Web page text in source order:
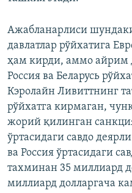
Ажабланарлиси
давлатлар рўйхатига
ҳам кирди, аммо айрим
Россия ва Беларусь
Кэролайн Ливиттнинг
рўйхатга кирмаган,
жорий қилинган
ўртасидаги савдо
ва Россия ўртасидаги
тахминан 35 миллиард
миллиард долларгача